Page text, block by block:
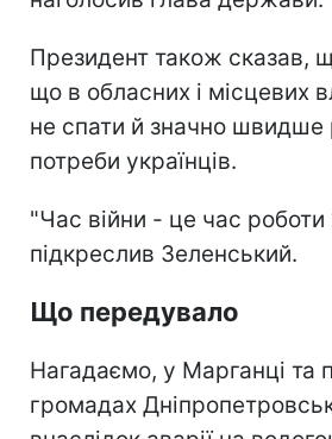
Президент також сказав,
що в обласних і місцевих
не спати й значно швидше
потреби українців.
"Час війни - це час
підкреслив Зеленський.
Що передувало
Нагадаємо, у Марганці та
громадах